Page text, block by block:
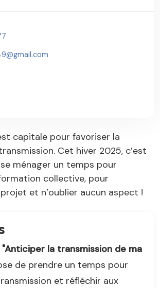
capitale pour favoriser la
Cet hiver 2025, c’est
ménager un temps pour
collective, pour
et n’oublier aucun aspect !
la transmission de ma
de prendre un temps pour
et réfléchir aux